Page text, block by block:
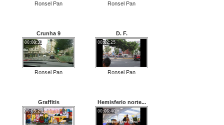
Ronsel Pan Ronsel Pan
Crunha 9
00:00:33
Ronsel Pan
D. F.
00:02:25
Ronsel Pan
Graffitis
00:05:29
Hemisferio norte...
00:06:40